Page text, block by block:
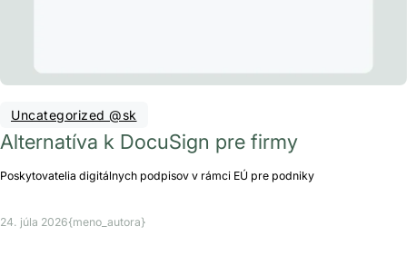
Uncategorized @sk
Alternatíva k DocuSign pre firmy
Poskytovatelia digitálnych podpisov v rámci EÚ pre podniky
24. júla 2026{meno_autora}